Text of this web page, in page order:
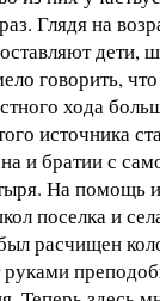
Глядя на
дети,
говорить,
хода
источника
и братии с
На помощь
поселка и
расчищен